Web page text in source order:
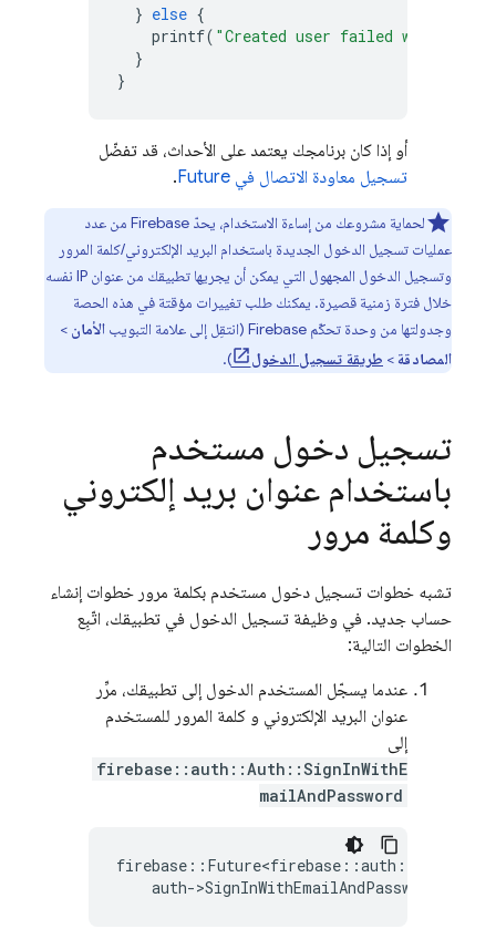
} else {
printf( "Created user failed with
}
}
أو إذا كان برنامجك يعتمد على الأحداث، قد تفضّل
تسجيل معاودة الاتصال في Future
.
لحماية مشروعك من إساءة الاستخدام، يحدّ Firebase من عدد
عمليات تسجيل الدخول الجديدة باستخدام البريد الإلكتروني/كلمة المرور
وتسجيل الدخول المجهول التي يمكن أن يجريها تطبيقك من عنوان IP نفسه
خلال فترة زمنية قصيرة. يمكنك طلب تغييرات مؤقتة في هذه الحصة
وجدولتها من وحدة تحكّم Firebase (انتقِل إلى علامة التبويب الأمان >
المصادقة > طريقة تسجيل الدخول ).
تسجيل دخول مستخدم
باستخدام عنوان بريد إلكتروني
وكلمة مرور
تشبه خطوات تسجيل دخول مستخدم بكلمة مرور خطوات إنشاء
حساب جديد. في وظيفة تسجيل الدخول في تطبيقك، اتّبِع
الخطوات التالية:
عندما يسجّل المستخدم الدخول إلى تطبيقك، مرِّر
عنوان البريد الإلكتروني و كلمة المرور للمستخدم
إلى
firebase::auth::Auth::SignInWithE
mailAndPassword
firebase :: Future<firebase ::auth ::
auth->SignInWithEmailAndPassword